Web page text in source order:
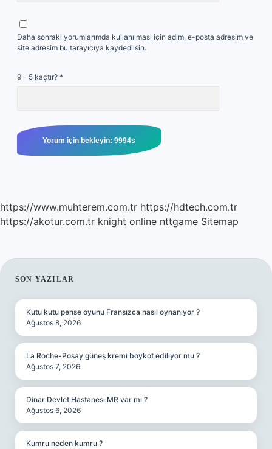
Daha sonraki yorumlarımda kullanılması için adım, e-posta adresim ve
site adresim bu tarayıcıya kaydedilsin.
9 - 5 kaçtır? *
https://www.muhterem.com.tr https://hdtech.com.tr
https://akotur.com.tr knight online nttgame Sitemap
SIDEBAR
SON YAZILAR
Kutu kutu pense oyunu Fransızca nasıl oynanıyor ?
Ağustos 8, 2026
La Roche-Posay güneş kremi boykot ediliyor mu ?
Ağustos 7, 2026
Dinar Devlet Hastanesi MR var mı ?
Ağustos 6, 2026
Kumru neden kumru ?